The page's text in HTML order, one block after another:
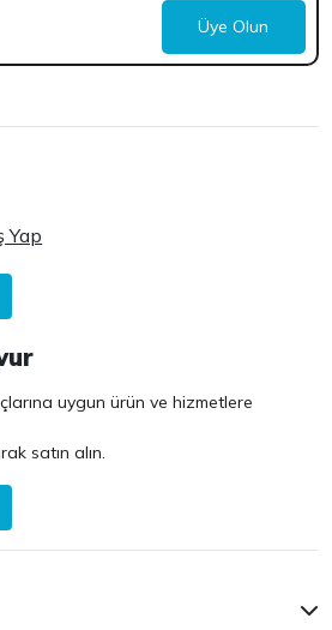
Üye Olun
Yap
uygun ürün ve hizmetlere
satın alın.